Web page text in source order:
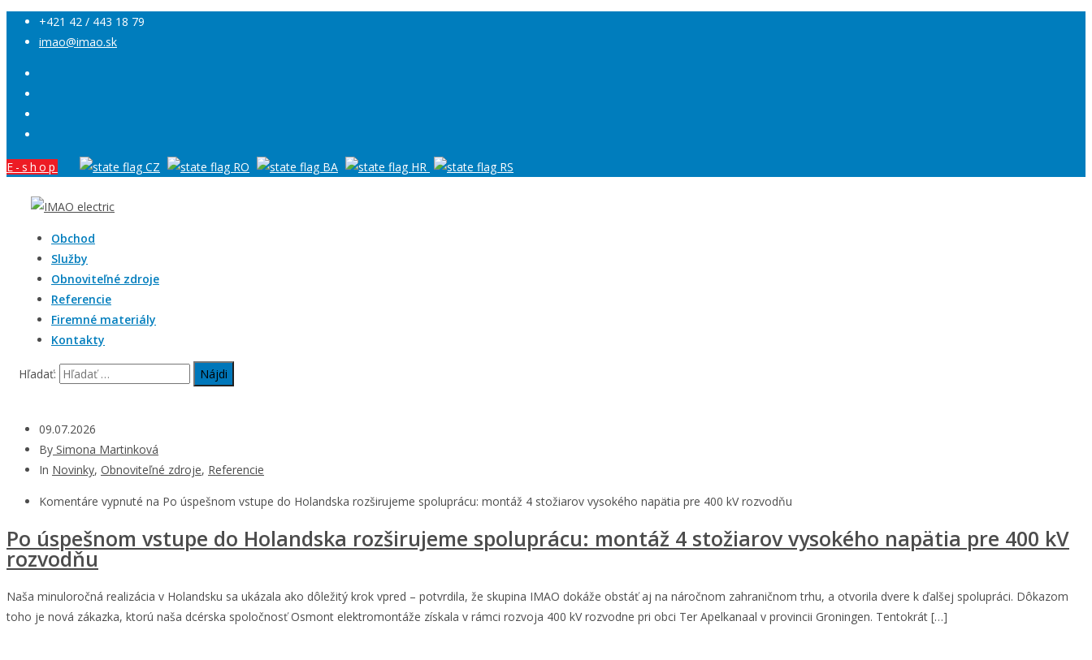
+421 42 / 443 18 79
imao@imao.sk
E-shop
Obchod
Služby
Obnoviteľné zdroje
Referencie
Firemné materiály
Kontakty
Hľadať:
09.07.2026
By Simona Martinková
In Novinky, Obnoviteľné zdroje, Referencie
Komentáre vypnuté na Po úspešnom vstupe do Holandska rozširujeme spoluprácu: montáž 4 stožiarov vysokého napätia pre 400 kV rozvodňu
Po úspešnom vstupe do Holandska rozširujeme spoluprácu: montáž 4 stožiarov vysokého napätia pre 400 kV
rozvodňu
Naša minuloročná realizácia v Holandsku sa ukázala ako dôležitý krok vpred – potvrdila, že skupina IMAO dokáže obstáť aj na náročnom zahraničnom trhu, a otvorila dvere k ďalšej spolupráci. Dôkazom
toho je nová zákazka, ktorú naša dcérska spoločnosť Osmont elektromontáže získala v rámci rozvoja 400 kV rozvodne pri obci Ter Apelkanaal v provincii Groningen. Tentokrát […]